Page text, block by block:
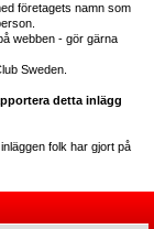
företagets namn som
webben - gör gärna
Sweden.
detta inlägg
folk har gjort på